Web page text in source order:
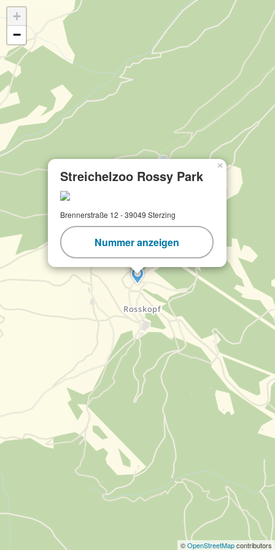
Streichelzoo Rossy Park
Brennerstraße 12 - 39049 Sterzing
Nummer anzeigen
×
+
−
©OpenStreetMapcontributors